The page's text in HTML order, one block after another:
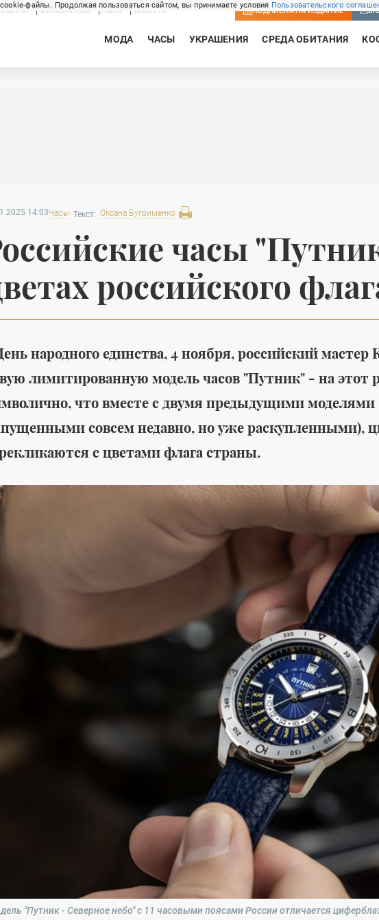
файлы. Продолжая пользоваться сайтом, вы принимаете условия Пользовательского
ПРИЛОЖЕНИЯ СОЮЗ НОВОСТИ ПОДПИСКА НА ИЗДАНИЕ
МОДА ЧАСЫ УКРАШЕНИЯ СРЕДА ОБИТАНИЯ
летней
создана
обувь
Среда обитания
Утилитарность,
лаконичность и
коллекции Marcel для
ванных комнат от THG
Paris
#дизайн интерьера
интерьер квартир
Среда
Роскосмос
14:03Часы Текст: Оксана Бугрименко
часы
российского
народного единства, 4 ноября, российский
лимитированную модель часов "Путник" - на этот
что вместе с двумя предыдущими моделями
совсем недавно, но уже раскупленными),
с цветами флага страны.
"Путник - Северное небо" с 11 часовыми поясами России отличается